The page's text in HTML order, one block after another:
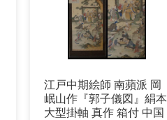
江戸中期絵師 南蘋派 岡
岷山作『郭子儀図』絹本
大型掛軸 真作 箱付 中国